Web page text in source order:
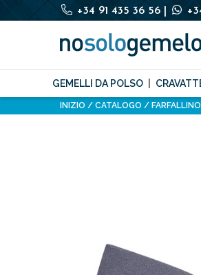
+34 91 435 36 56
GEMELLI DA POLSO
INIZIO CATALOGO